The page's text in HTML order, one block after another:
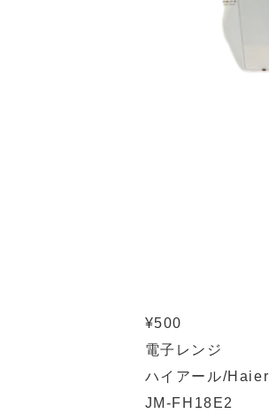
¥500
電子レンジ
ハイアール/Haier
JM-FH18E2